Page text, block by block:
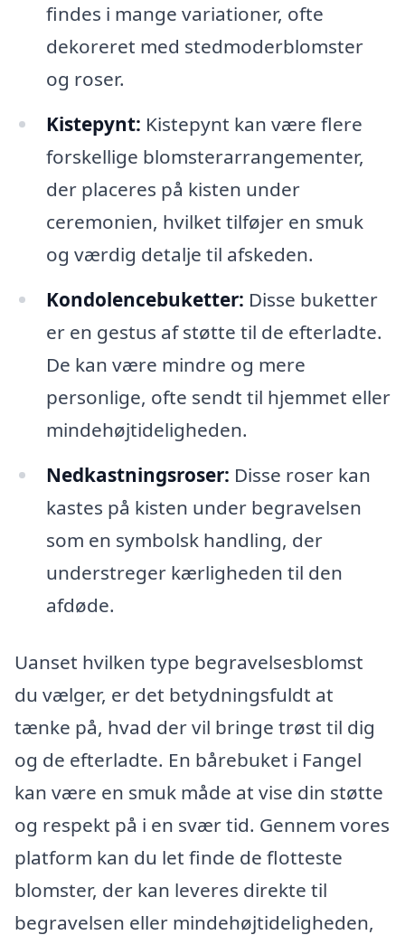
findes i mange variationer, ofte
dekoreret med stedmoderblomster
og roser.
Kistepynt: Kistepynt kan være flere
forskellige blomsterarrangementer,
der placeres på kisten under
ceremonien, hvilket tilføjer en smuk
og værdig detalje til afskeden.
Kondolencebuketter: Disse buketter
er en gestus af støtte til de efterladte.
De kan være mindre og mere
personlige, ofte sendt til hjemmet eller
mindehøjtideligheden.
Nedkastningsroser: Disse roser kan
kastes på kisten under begravelsen
som en symbolsk handling, der
understreger kærligheden til den
afdøde.
Uanset hvilken type begravelsesblomst
du vælger, er det betydningsfuldt at
tænke på, hvad der vil bringe trøst til dig
og de efterladte. En bårebuket i Fangel
kan være en smuk måde at vise din støtte
og respekt på i en svær tid. Gennem vores
platform kan du let finde de flotteste
blomster, der kan leveres direkte til
begravelsen eller mindehøjtideligheden,